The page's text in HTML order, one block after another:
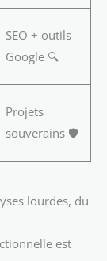
SEO + outils
Google 🔍
Projets
souverains 🛡️
lourdes, du
est